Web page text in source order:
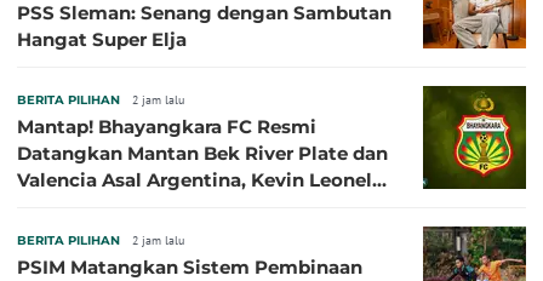
PSS Sleman: Senang dengan Sambutan
Hangat Super Elja
BERITA PILIHAN 2 jam lalu
Mantap! Bhayangkara FC Resmi
Datangkan Mantan Bek River Plate dan
Valencia Asal Argentina, Kevin Leonel
BERITA PILIHAN 2 jam lalu
PSIM Matangkan Sistem Pembinaan